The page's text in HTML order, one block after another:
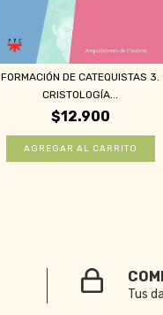
FORMACIÓN DE CATEQUISTAS 3.
CRISTOLOGÍA...
$12.900
Tus